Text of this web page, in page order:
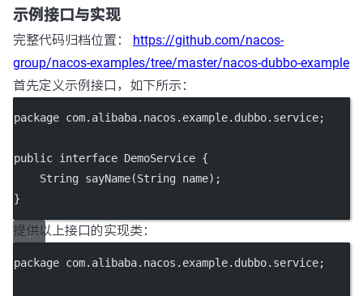
示例接口与实现
完整代码归档位置：
https://github.com/nacos-
group/nacos-examples/tree/master/nacos-dubbo-example
首先定义示例接口，如下所示：
package com.alibaba.nacos.example.dubbo.service;
public interface DemoService {
    String
sayName(String name);
}
提供以上接口的实现类：
package com.alibaba.nacos.example.dubbo.service;